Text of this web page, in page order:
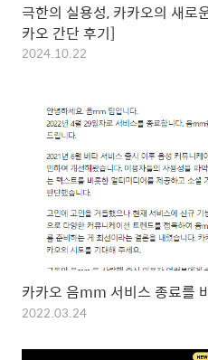
극한의 실용성, 카카오의 새
카오 간단 후기]
2024.10.22
카카오 음mm 서비스 종료를
2022.03.24